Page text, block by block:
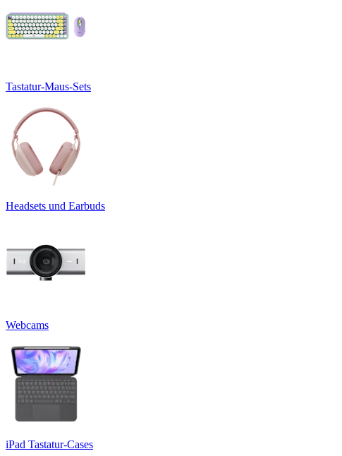
Tastatur-Maus-Sets
Headsets und Earbuds
Webcams
iPad Tastatur-Cases